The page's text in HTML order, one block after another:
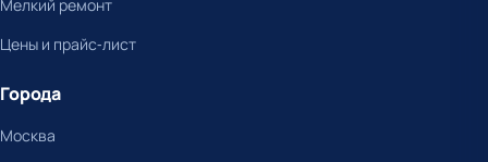
Мелкий ремонт
Цены и прайс-лист
Города
Москва